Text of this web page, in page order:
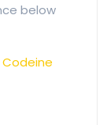
below
Codeine